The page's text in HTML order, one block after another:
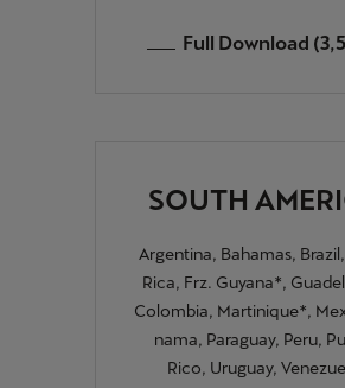
Full Download
SOUTH
Argentina, Bahamas,
Rica, Frz. Guyana*,
Colombia, Martinique*,
nama, Paraguay, Peru,
Rico, Uruguay,